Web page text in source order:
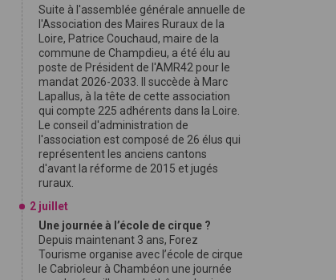
Suite à l'assemblée générale annuelle de
l'Association des Maires Ruraux de la
Loire, Patrice Couchaud, maire de la
commune de Champdieu, a été élu au
poste de Président de l'AMR42 pour le
mandat 2026-2033. Il succède à Marc
Lapallus, à la tête de cette association
qui compte 225 adhérents dans la Loire.
Le conseil d'administration de
l'association est composé de 26 élus qui
représentent les anciens cantons
d'avant la réforme de 2015 et jugés
ruraux.
2 juillet
Une journée à l’école de cirque ?
Depuis maintenant 3 ans, Forez
Tourisme organise avec l’école de cirque
le Cabrioleur à Chambéon une journée